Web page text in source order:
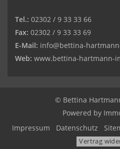
Tel.: 02302 / 9 33 33 66
Fax: 02302 / 9 33 33 69
E-Mail: info@bettina-
Web: www.bettina-hartmann-
© Bettina
Powered by
Impressum
Datenschutz
Vertrag